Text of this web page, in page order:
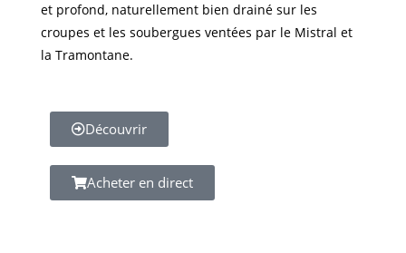
et profond, naturellement bien drainé sur les
croupes et les soubergues ventées par le Mistral et
la Tramontane.
Découvrir
Acheter en direct